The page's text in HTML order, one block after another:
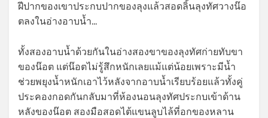
ฝีปากของเขาประกบปากของลุงแล้วสอดลิ้นลุงทัศวางน๊อ
ตลงในอ่างอาบน้ำ…
ทั้งสองอาบน้ำด้วยกันในอ่างสองขาของลุงทัศก่ายทับขา
ของน๊อต แต่น๊อตไม่รู้สึกหนักเลยแม้แต่น้อยเพราะมีน้ำ
ช่วยพยุงน้ำหนักเอาไว้หลังจากอาบน้ำเรียบร้อยแล้วทั้งคู่
ประคองกอดกันกลับมาที่ห้องนอนลุงทัศประกบเข้าด้าน
หลังของน๊อต สองมือสอดไต้แขนลูบไล้ที่อกของหลาน